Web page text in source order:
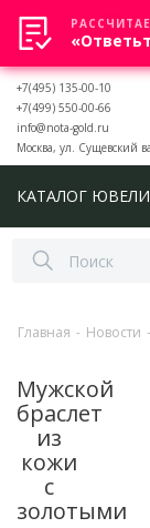
+7(495) 135-00-10
+7(499) 550-00-66
info@nota-gold.ru
Москва, ул. Сущевский
КАТАЛОГ
Главная - Новости -
Мужской
браслет
из
кожи
с
золотыми